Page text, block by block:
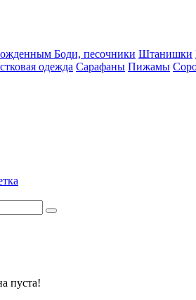
Боди, песочники Штанишки
одежда Сарафаны Пижамы
пуста!